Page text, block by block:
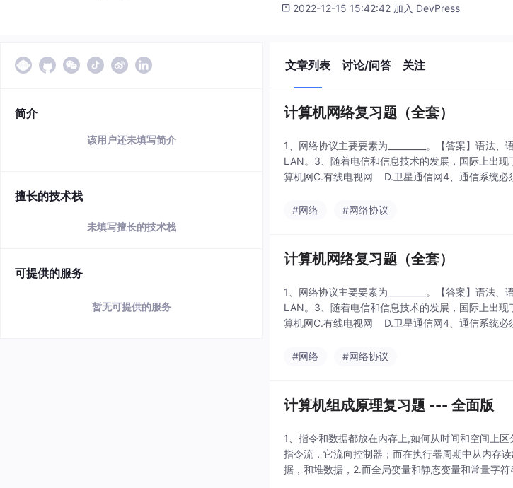
2022-12-15 15:42:42 加入 DevPress
简介
该用户还未填写简介
擅长的技术栈
未填写擅长的技术栈
可提供的服务
暂无可提供的服务
文章列表 讨论/问答 关注
计算机网络复习题（全套）
1、网络协议主要要素为_________。【答案】语法
LAN。3、随着电信和信息技术的发展，国际上出
算机网C.有线电视网 D.卫星通信网4、通信系统必
#网络 #网络协议
计算机网络复习题（全套）
1、网络协议主要要素为_________。【答案】语法
LAN。3、随着电信和信息技术的发展，国际上出
算机网C.有线电视网 D.卫星通信网4、通信系统必
#网络 #网络协议
计算机组成原理复习题 --- 全面版
1、指令和数据都放在内存上,如何从时间和空间上
指令流，它流向控制器；而在执行器周期中从内存
据，和堆数据，2.而全局变量和静态变量和常量字